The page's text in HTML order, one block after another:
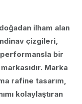
ilham alan
çizgileri,
performansla bir
Marka
rafine tasarım,
kolaylaştıran